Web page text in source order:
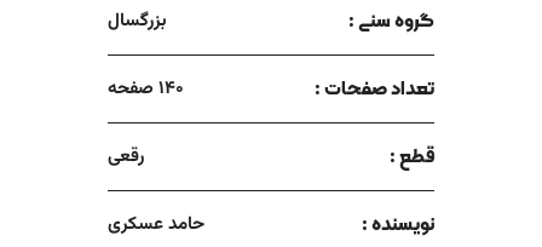
گروه سنی : بزرگسال
تعداد صفحات : 140 صفحه
قطع : رقعی
نویسنده : حامد عسکری